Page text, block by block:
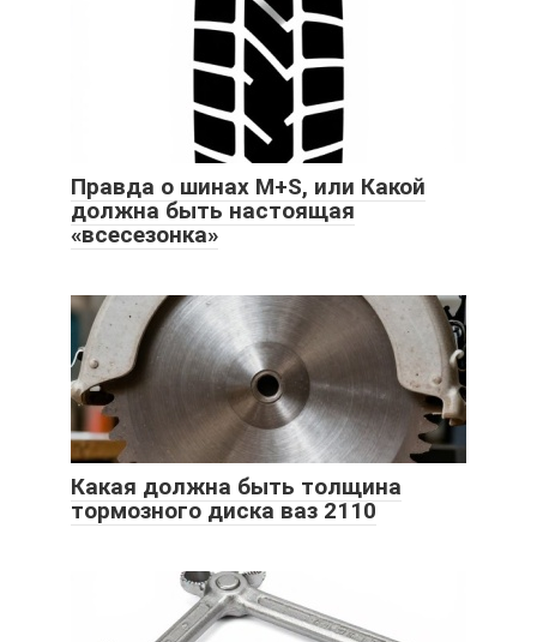
Правда о шинах M+S, или Какой
должна быть настоящая
«всесезонка»
Какая должна быть толщина
тормозного диска ваз 2110